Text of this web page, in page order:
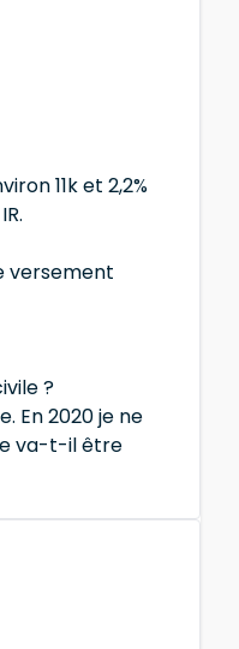
11k et 2,2%
versement
?
En 2020 je ne
va-t-il être